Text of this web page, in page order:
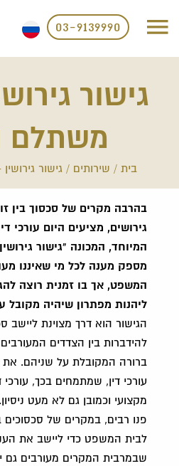
03-9139990
גישור
משתלם
בית / שירותים / גישור
בהרבה מקרים של סכסוך בין
גירושים, מציעים היום עורכי
המיוחד, המכונה "גישור
מספק מענה לכל מי שאיננו
המשפט, אך בו זמנית רוצה
ליהנות מפתרון שיהיה מקובל
הגישור הוא דרך מצוינת ליישב
להידברות בין הצדדים
ברורה המקובלת על שניהם. את
עורכי דין, שמתמחים בכך,
מקצועי וכמובן גם לא מעט
פנו רבים, במקרים של סכסוכים
לבית המשפט כדי ליישב את
שבמרבית המקרים מעורבים גם